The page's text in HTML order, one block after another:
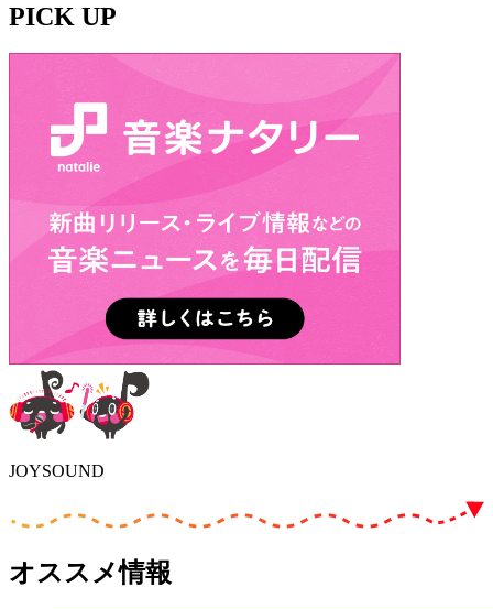
PICK UP
JOYSOUND
オススメ情報